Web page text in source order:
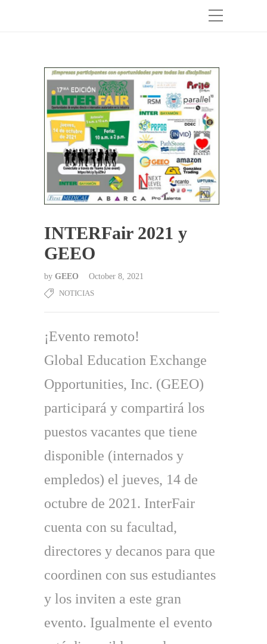
INTERFair 2021 y
GEEO
by GEEO
October 8, 2021
NOTICIAS
¡Evento remoto!
Global Education Exchange
Opportunities, Inc. (GEEO)
participará y compartirá los
puestos vacantes que tiene
disponible (internados y
empledos) el jueves, 14 de
octubre de 2021. InterFair
cuenta con su facultad,
directores y decanos para que
coordinen con sus estudiantes
y los inviten a este gran
evento. Igualmente el evento